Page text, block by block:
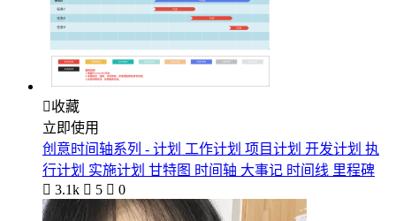
收藏
立即使用
创意时间轴系列 - 计划 工作计划 项目计划 开发计划 执
行计划 实施计划 甘特图 时间轴 大事记 时间线 里程碑
 3.1k  5  0